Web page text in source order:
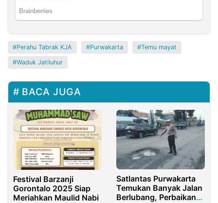
Perahu Tabrak KJA Purwakarta Temu mayat
Waduk Jatiluhur
BACA JUGA
Festival Barzanji
Gorontalo 2025 Siap
Meriahkan Maulid Nabi
Satlantas Purwakarta
Temukan Banyak Jalan
Berlubang, Perbaikan